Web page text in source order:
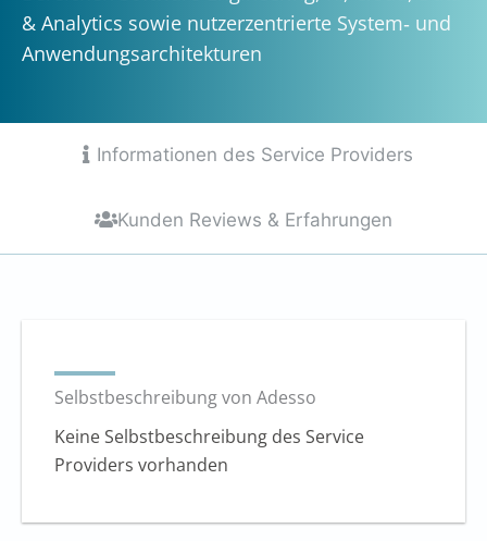
& Analytics sowie nutzerzentrierte System‑ und
Anwendungsarchitekturen
Informationen des Service Providers
Kunden Reviews & Erfahrungen
Selbstbeschreibung von Adesso
Keine Selbstbeschreibung des Service
Providers vorhanden